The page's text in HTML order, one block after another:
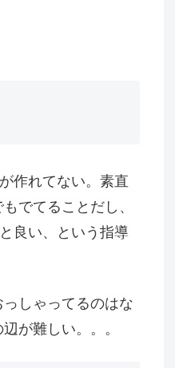
作れてない。素直
でてることだし、
良い、という指導
しゃってるのはな
が難しい。。。